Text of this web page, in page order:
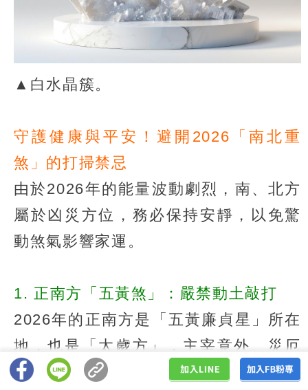
▲白水晶簇。
守護健康與平安！避開2026「南北重
煞」的打掃禁忌
由於2026年的能量波動劇烈，南、北方
屬於凶災方位，務必保持安靜，以免驚
動煞氣影響家運。
1. 正南方「五黃煞」：嚴禁動土敲打
2026年的正南方是「五黃廉貞星」所在
地，也是「太歲方」，主宰意外、災厄
與病痛。